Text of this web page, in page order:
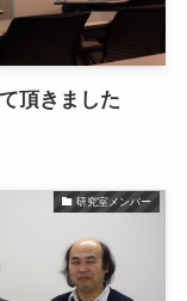
頂きました
研究室メンバー